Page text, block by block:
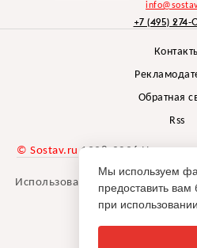
+7 (495) 274-
Обратная
Rss
© Sostav.ru 1998-2026
агентства
Использование материалов
указании
Мы используем
предоставить
при